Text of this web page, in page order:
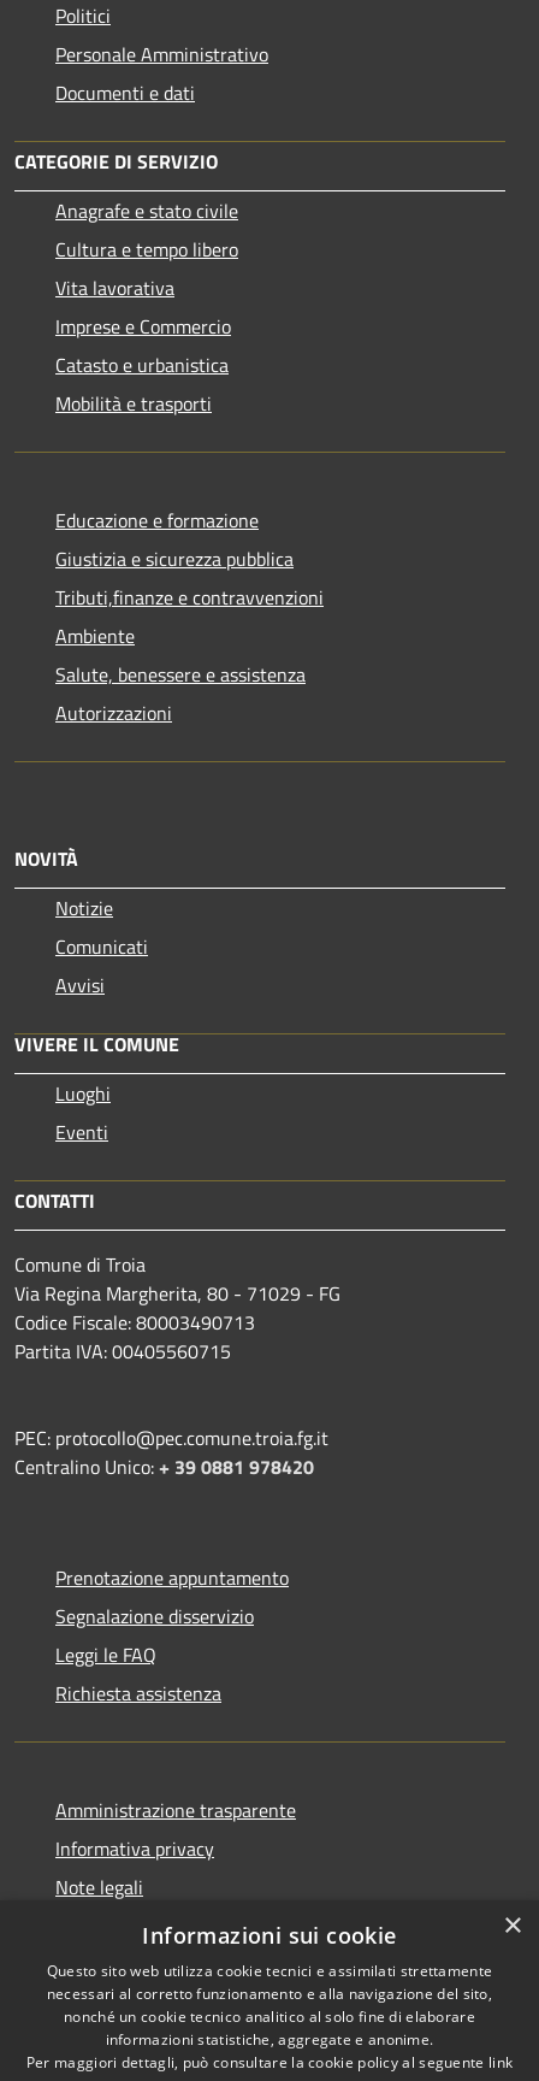
Politici
Personale Amministrativo
Documenti e dati
CATEGORIE DI SERVIZIO
Anagrafe e stato civile
Cultura e tempo libero
Vita lavorativa
Imprese e Commercio
Catasto e urbanistica
Mobilità e trasporti
Educazione e formazione
Giustizia e sicurezza pubblica
Tributi,finanze e contravvenzioni
Ambiente
Salute, benessere e assistenza
Autorizzazioni
NOVITÀ
Notizie
Comunicati
Avvisi
VIVERE IL COMUNE
Luoghi
Eventi
CONTATTI
Comune di Troia
Via Regina Margherita, 80 - 71029 - FG
Codice Fiscale: 80003490713
Partita IVA: 00405560715
PEC: protocollo@pec.comune.troia.fg.it
Centralino Unico:+ 39 0881 978420
Prenotazione appuntamento
Segnalazione disservizio
Leggi le FAQ
Richiesta assistenza
Amministrazione trasparente
Informativa privacy
Note legali
Dichiarazione di accessibilità
Copyright © 2026 • Comune di
Troia • Powered by
×
Informazioni sui cookie
Questo sito web utilizza cookie tecnici e assimilati strettamente
necessari al corretto funzionamento e alla navigazione del sito,
nonché un cookie tecnico analitico al solo fine di elaborare
informazioni statistiche, aggregate e anonime.
Per maggiori dettagli, può consultare la cookie policy al seguente link